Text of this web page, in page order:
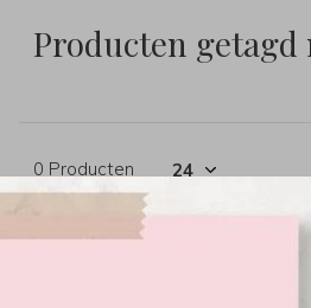
Producten getagd
0 Producten